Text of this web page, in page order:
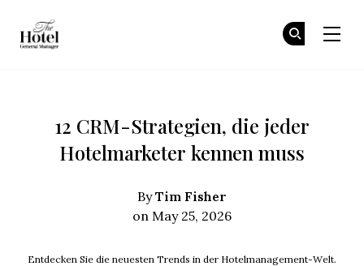
12 CRM-Strategien, die jeder
Hotelmarketer kennen muss
ByTim Fisher
on May 25, 2026
Entdecken Sie die neuesten Trends in der Hotelmanagement-Welt.